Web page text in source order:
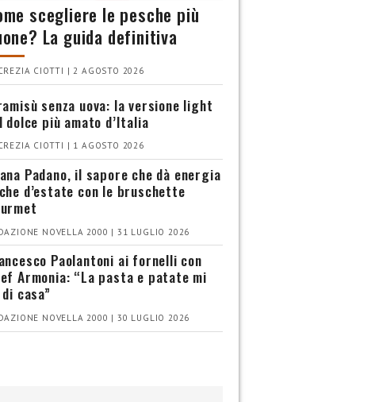
scegliere le pesche più
La guida definitiva
CIOTTI | 2 AGOSTO 2026
senza uova: la versione light
dolce più amato d’Italia
CIOTTI | 1 AGOSTO 2026
Padano, il sapore che dà energia
d’estate con le bruschette
NOVELLA 2000 | 31 LUGLIO 2026
Paolantoni ai fornelli con
Armonia: “La pasta e patate mi
casa”
NOVELLA 2000 | 30 LUGLIO 2026